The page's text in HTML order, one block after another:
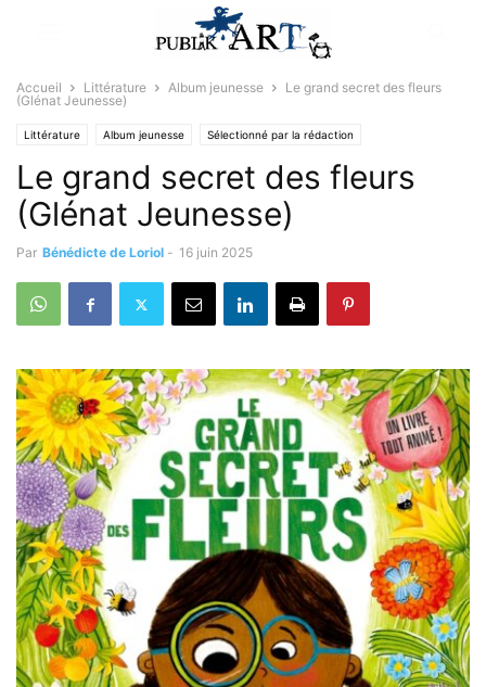
Accueil Littérature Album jeunesse
Le grand secret des fleurs
(Glénat Jeunesse)
Littérature Album jeunesse Sélectionné par la rédaction
Le grand secret des fleurs
(Glénat Jeunesse)
Par Bénédicte de Loriol - 16 juin 2025